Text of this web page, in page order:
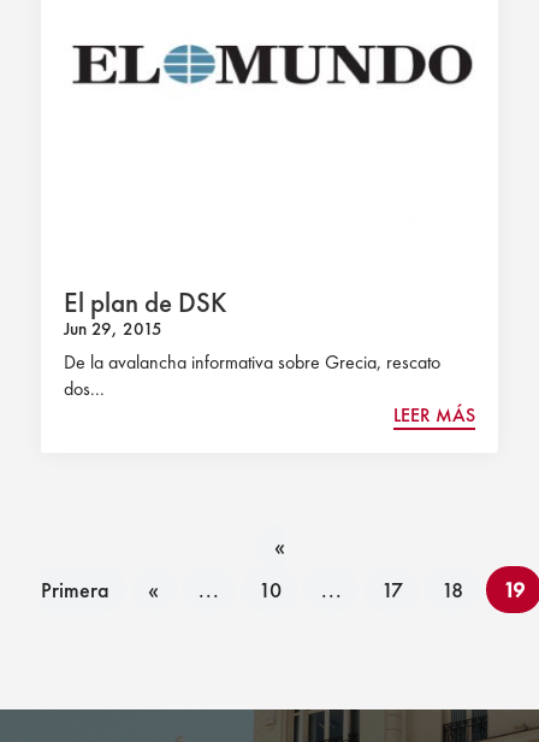
El plan de DSK
Jun 29, 2015
De la avalancha informativa sobre Grecia, rescato
dos...
LEER MÁS
«
Primera
« ... 10 ... 17 18 19